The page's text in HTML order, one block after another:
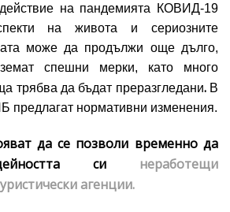
на пандемията КОВИД-19
на живота и сериозните
може да продължи още дълго,
спешни мерки, като много
трябва да бъдат преразгледани. В
предлагат нормативни изменения.
да се позволи временно да
си неработещи
агенции.